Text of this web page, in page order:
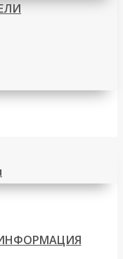
ИНФОРМАЦИЯ